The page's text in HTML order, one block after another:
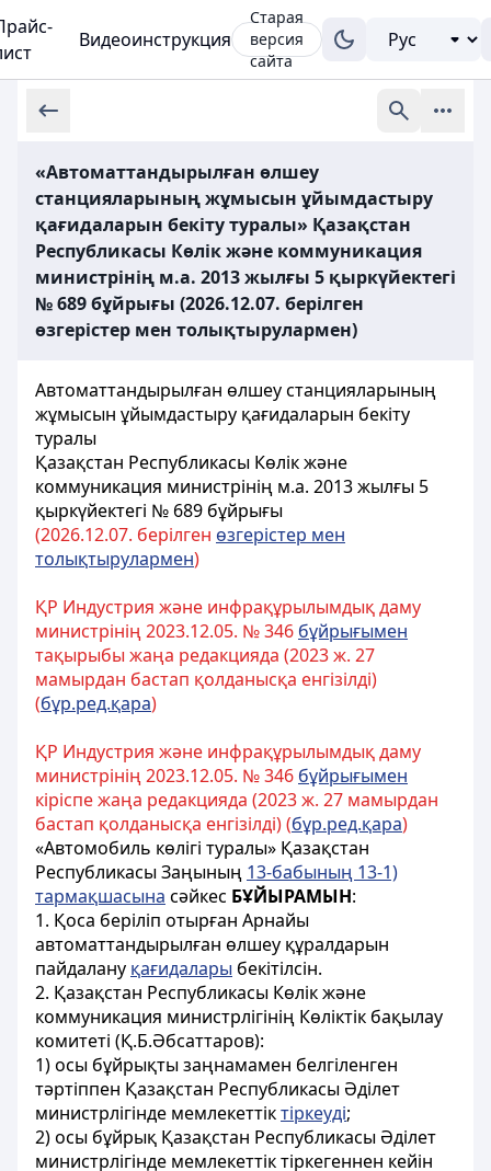
Видеоинструкция
Старая
версия
сайта
«Автоматтандырылған өлшеу
станцияларының жұмысын ұйымдастыру
қағидаларын бекіту туралы» Қазақстан
Республикасы Көлік және коммуникация
министрінің м.а. 2013 жылғы 5 қыркүйектегі
№ 689 бұйрығы (2026.12.07. берілген
өзгерістер мен толықтырулармен)
Автоматтандырылған өлшеу станцияларының
жұмысын ұйымдастыру қағидаларын бекіту
туралы
Қазақстан Республикасы Көлік және
коммуникация министрінің м.а. 2013 жылғы 5
қыркүйектегі № 689 бұйрығы
(2026.12.07. берілген өзгерістер мен
толықтырулармен)
ҚР Индустрия және инфрақұрылымдық даму
министрінің 2023.12.05. № 346 бұйрығымен
тақырыбы жаңа редакцияда (2023 ж. 27
мамырдан бастап қолданысқа енгізілді)
(бұр.ред.қара)
ҚР Индустрия және инфрақұрылымдық даму
министрінің 2023.12.05. № 346 бұйрығымен
кіріспе жаңа редакцияда (2023 ж. 27 мамырдан
бастап қолданысқа енгізілді) (бұр.ред.қара)
«Автомобиль көлігі туралы» Қазақстан
Республикасы Заңының 13-бабының 13-1)
тармақшасына сәйкес БҰЙЫРАМЫН:
1. Қоса беріліп отырған Арнайы
автоматтандырылған өлшеу құралдарын
пайдалану қағидалары бекітілсін.
2. Қазақстан Республикасы Көлік және
коммуникация министрлігінің Көліктік бақылау
комитеті (Қ.Б.Әбсаттаров):
1) осы бұйрықты заңнамамен белгіленген
тәртіппен Қазақстан Республикасы Әділет
министрлігінде мемлекеттіктіркеуді;
2) осы бұйрық Қазақстан Республикасы Әділет
министрлігінде мемлекеттік тіркегеннен кейін